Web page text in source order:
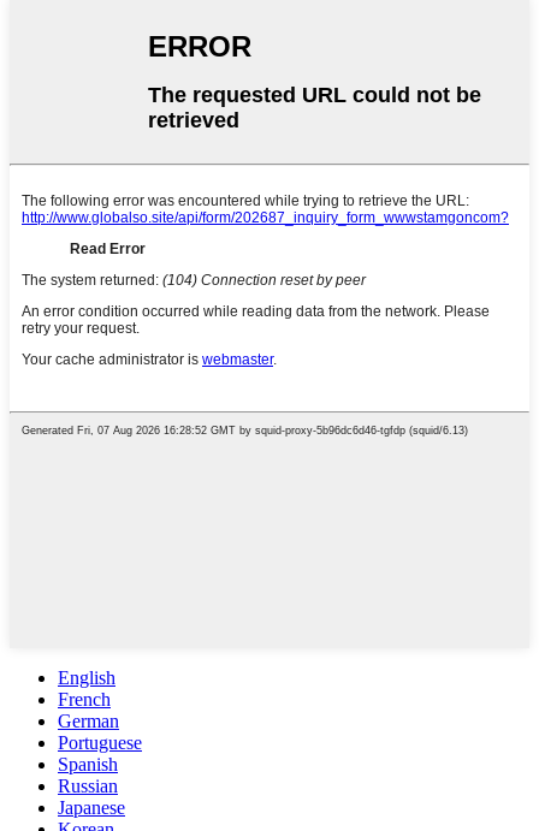
English
French
German
Portuguese
Spanish
Russian
Japanese